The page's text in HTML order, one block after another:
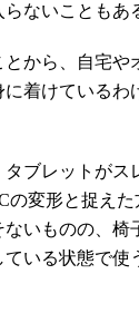
ないこともあ
から、自宅や
着けているわ
ブレットがス
の変形と捉えた
いものの、椅
いる状態で使